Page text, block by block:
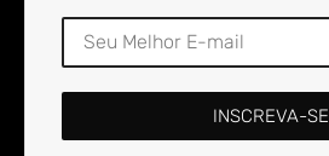
INSCREVA-SE